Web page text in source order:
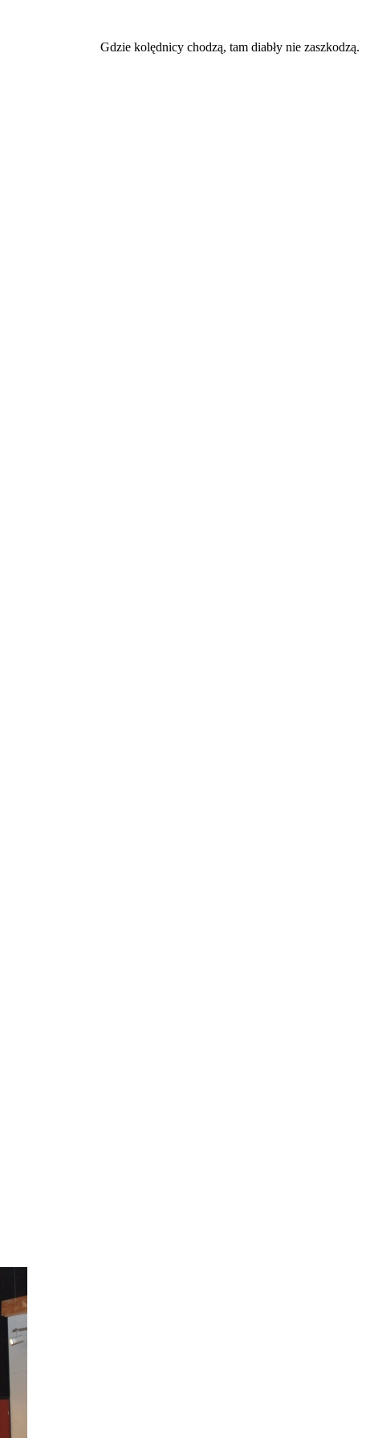
Gdzie kolędnicy chodzą, tam diabły nie zaszkodzą.